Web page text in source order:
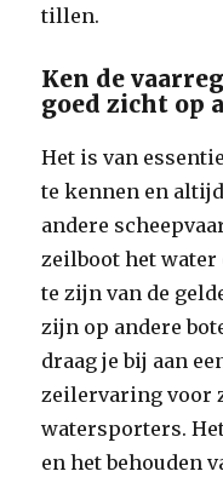
tillen.
Ken de
goed zicht op
Het is van
te kennen en
andere
zeilboot het water
te zijn van de
zijn op andere
draag je bij aan
zeilervaring voor
watersporters.
en het behouden